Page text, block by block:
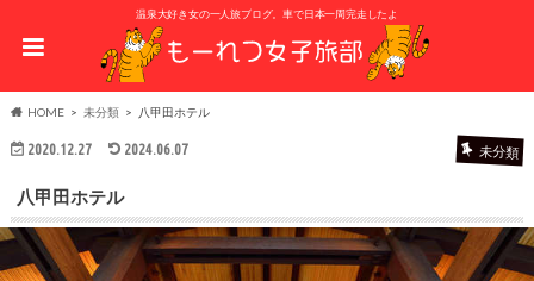
温泉大好き女の一人旅ブログ。車で日本一周完走したよ
HOME 未分類 八甲田ホテル
2020.12.27 2024.06.07 未分類
八甲田ホテル